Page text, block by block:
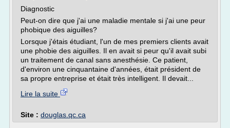
Diagnostic
Peut-on dire que j'ai une maladie mentale si j'ai une peur
phobique des aiguilles?
Lorsque j'étais étudiant, l'un de mes premiers clients avait
une phobie des aiguilles. Il en avait si peur qu'il avait subi
un traitement de canal sans anesthésie. Ce patient,
d'environ une cinquantaine d'années, était président de
sa propre entreprise et était très intelligent. Il devait...
Lire la suite
Site : douglas.qc.ca